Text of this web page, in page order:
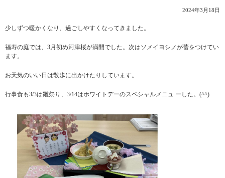
2024年3月18日
少しずつ暖かくなり、過ごしやすくなってきました。
福寿の庭では、3月初め河津桜が満開でした。次はソメイヨシノが蕾をつけてい
ます。
お天気のいい日は散歩に出かけたりしています。
行事食も3/3は雛祭り、3/14はホワイトデーのスペシャルメニュ ーした。(^^)